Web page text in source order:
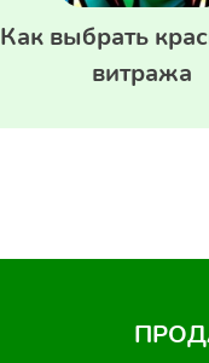
Как выбрать
витража